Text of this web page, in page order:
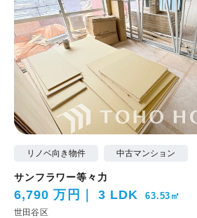
リノベ向き物件 中古マンション
サンフラワー等々力
6,790 万円 3 LDK 63.53㎡
世田谷区